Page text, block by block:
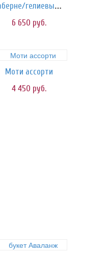
Каберне/гелиевые шары
6 650 руб.
Моти ассорти
4 450 руб.